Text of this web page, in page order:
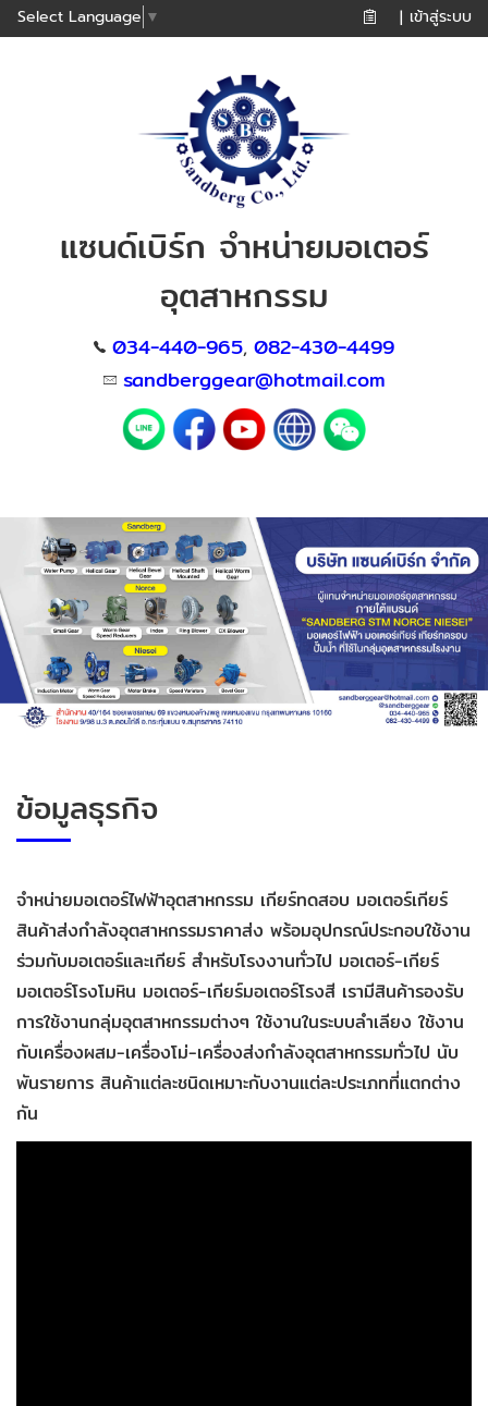
Select Language ▼ | เข้าสู่ระบบ
แซนด์เบิร์ก จำหน่ายมอเตอร์
อุตสาหกรรม
034-440-965, 082-430-4499
sandberggear@hotmail.com
ข้อมูลธุรกิจ
จำหน่ายมอเตอร์ไฟฟ้าอุตสาหกรรม เกียร์ทดสอบ มอเตอร์เกียร์
สินค้าส่งกำลังอุตสาหกรรมราคาส่ง พร้อมอุปกรณ์ประกอบใช้งาน
ร่วมกับมอเตอร์และเกียร์ สำหรับโรงงานทั่วไป มอเตอร์-เกียร์
มอเตอร์โรงโมหิน มอเตอร์-เกียร์มอเตอร์โรงสี เรามีสินค้ารองรับ
การใช้งานกลุ่มอุตสาหกรรมต่างๆ ใช้งานในระบบลำเลียง ใช้งาน
กับเครื่องผสม-เครื่องโม่-เครื่องส่งกำลังอุตสาหกรรมทั่วไป นับ
พันรายการ สินค้าแต่ละชนิดเหมาะกับงานแต่ละประเภทที่แตกต่าง
กัน